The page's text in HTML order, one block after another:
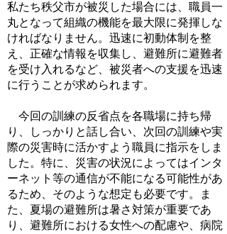
私たち秩父市が被災した場合には、職員一
丸となって組織の機能を最大限に発揮しな
ければなりません。迅速に初動体制を整
え、正確な情報を収集し、避難所に避難者
を受け入れるなど、被災者への支援を迅速
に行うことが求められます。
今回の訓練の反省点を各職場に持ち帰
り、しっかりと話し合い、次回の訓練や実
際の災害時に活かすよう職員に指示をしま
した。特に、災害の状況によってはインタ
ーネット等の通信が不能になる可能性があ
るため、そのような想定も必要です。ま
た、夏場の避難所は暑さ対策が重要であ
り、避難所における女性への配慮や、病院